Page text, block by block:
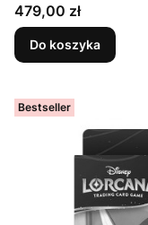
Cena
479,00 zł
Do koszyka
Bestseller